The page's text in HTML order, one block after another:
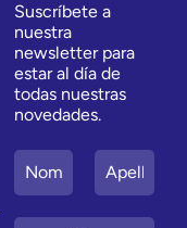
Suscríbete a
nuestra
newsletter para
estar al día de
todas nuestras
novedades.